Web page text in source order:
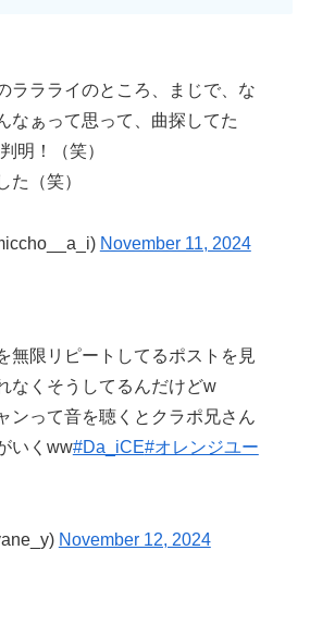
ララライのところ、まじで、な
なぁって思って、曲探してた
明！（笑）
た（笑）
November 11, 2024
無限リピートしてるポストを見
なくそうしてるんだけどw
ンって音を聴くとクラポ兄さん
いくww#Da_iCE#オレンジユー
November 12, 2024